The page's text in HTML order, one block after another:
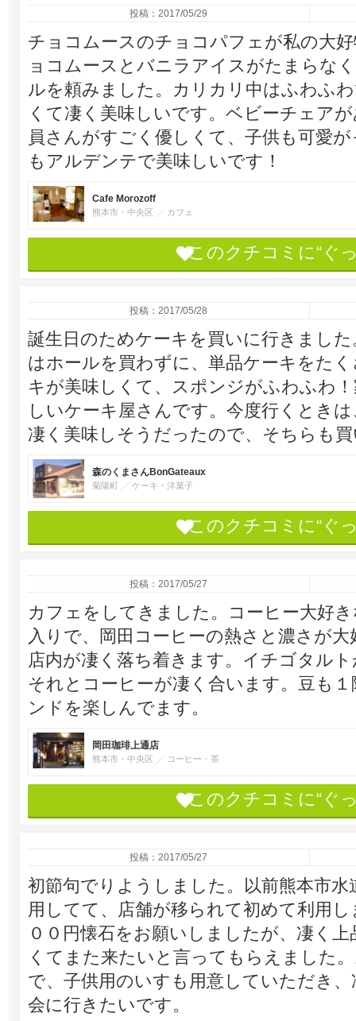
投稿：2017/05/29
チョコムースのチョコパフェが私の大
ョコムースとバニラアイスがたまらな
ルを頼みました。カリカリ中はふわふ
くて凄く美味しいです。ベビーチェア
員さんがすごく優しくて、子供も可愛
もアルデンテで美味しいです！
Cafe Morozoff
熊本市・中央区 カフェ
このクチコミに“ぐ
投稿：2017/05/28
誕生日のためケーキを買いに行きまし
はホールを買わずに、単品ケーキをた
キが美味しくて、スポンジがふわふわ
しいケーキ屋さんです。今度行くとき
凄く美味しそうだったので、そちらも
森のくまさんBonGateaux
菊陽町 ケーキ・洋菓子
このクチコミに“ぐ
投稿：2017/05/27
カフェをしてきました。コーヒー大好
入りで、岡田コーヒーの熱さと濃さが
店内が凄く落ち着きます。イチゴタル
それとコーヒーが凄く合います。豆も
ンドを楽しんでます。
岡田珈琲上通店
熊本市・中央区 コーヒー・茶
このクチコミに“ぐ
投稿：2017/05/27
初節句でりようしました。以前熊本市
用してて、店舗が移られて初めて利用
００円懐石をお願いしましたが、凄く
くてまた来たいと言ってもらえました
で、子供用のいすも用意していただき
会に行きたいです。